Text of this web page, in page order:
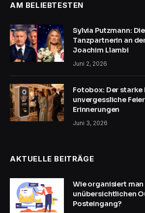
AM BELIEBTESTEN
Sylvia Putzmann:
Tanzpartnerin an
Joachim Llambi
Juni 2, 2026
Fotobox: Der
unvergessliche
Erinnerungen
Juni 3, 2026
AKTUELLE BEITRÄGE
Wie organisiert man
unübersichtlichen
Posteingang?